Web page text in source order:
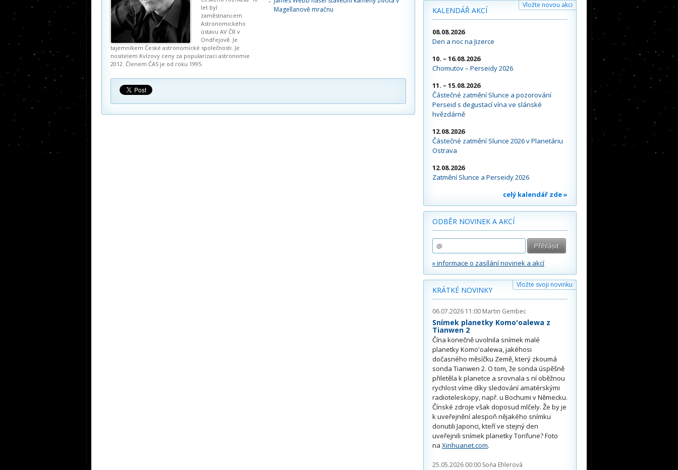
let byl
zaměstnancem
Astronomického
ústavu AV ČR v
Ondřejově. Je
tajemníkem České astronomické společnosti. Je
nositelem Kvízovy ceny za popularizaci astronomie
2012. Členem ČAS je od roku 1995.
Magellanově mračnu
KALENDÁŘ AKCÍ
Vložte novou akci
08.08.2026
Den a noc na Jizerce
10. – 16.08.2026
Chomutov – Perseidy 2026
11. – 15.08.2026
Částečné zatmění Slunce a pozorování
Perseid s degustací vína ve slánské
hvězdárně
12.08.2026
Částečné zatmění Slunce 2026 v Planetáriu
Ostrava
12.08.2026
Zatmění Slunce a Perseidy 2026
celý kalendář zde »
ODBĚR NOVINEK A AKCÍ
» informace o zasílání novinek a akcí
Vložte svoji novinku
KRÁTKÉ NOVINKY
06.07.2026 11:00 Martin Gembec
Snímek planetky Komo'oalewa z
Tianwen 2
Čína konečně uvolnila snímek malé
planetky Komo'oalewa, jakéhosi
dočasného měsíčku Země, který zkoumá
sonda Tianwen 2. O tom, že sonda úspěšně
přiletěla k planetce a srovnala s ní oběžnou
rychlost víme díky sledování amatérskými
radioteleskopy, např. u Bochumi v Německu.
Čínské zdroje však doposud mlčely. Že by je
k uveřejnění alespoň nějakého snímku
donutili Japonci, kteří ve stejný den
uveřejnili snímek planetky Torifune? Foto
na Xinhuanet.com.
25.05.2026 00:00 Soňa Ehlerová